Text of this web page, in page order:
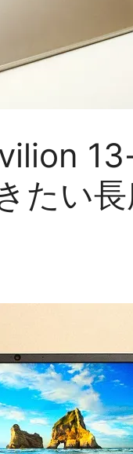
たい